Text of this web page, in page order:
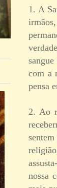
1. A
com a
pensa
2. Ao
nossa